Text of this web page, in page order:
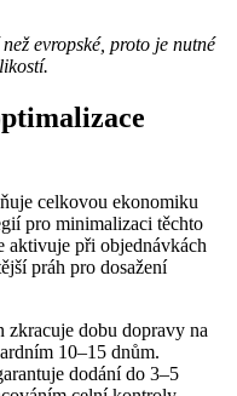
evropské, proto je nutné
celkovou ekonomiku
pro minimalizaci těchto
aktivuje při objednávkách
práh pro dosažení
zkracuje dobu dopravy na
10–15 dnům.
dodání do 3–5